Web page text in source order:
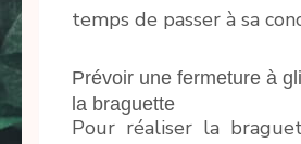
temps de passer à sa
Prévoir une fermeture à
la braguette
Pour réaliser la